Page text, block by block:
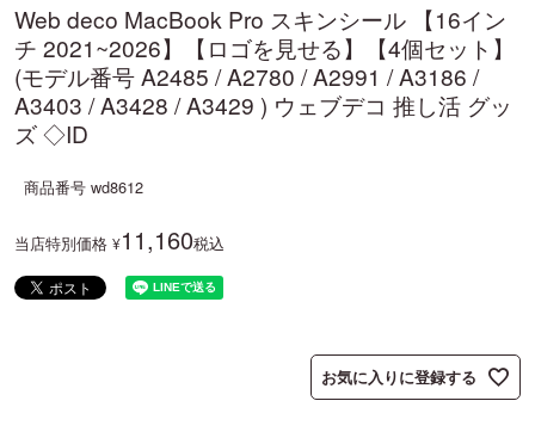
Web deco MacBook Pro スキンシール 【16イン
チ 2021~2026】【ロゴを見せる】【4個セット】
(モデル番号 A2485 / A2780 / A2991 / A3186 /
A3403 / A3428 / A3429 ) ウェブデコ 推し活 グッ
ズ ◇ID
商品番号 wd8612
当店特別価格 ¥11,160税込
お気に入りに登録する